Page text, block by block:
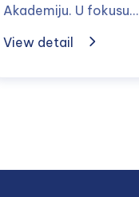
Akademiju. U fokusu…
View detail